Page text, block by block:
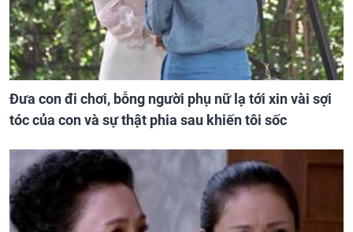
Đưa con đi chơi, bỗng người phụ nữ lạ tới xin vài sợi
tóc của con và sự thật phia sau khiến tôi sốc